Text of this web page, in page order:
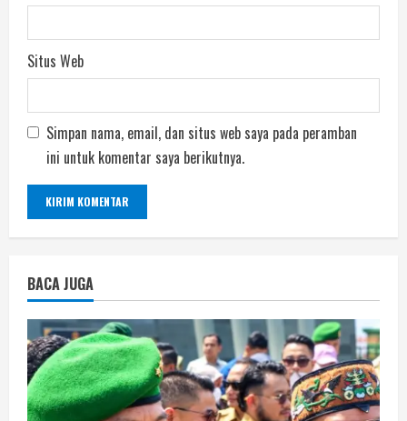
Situs Web
Simpan nama, email, dan situs web saya pada peramban
ini untuk komentar saya berikutnya.
BACA JUGA